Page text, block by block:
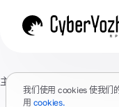
主页
我们使用 cookies 使我们
用 cookies.